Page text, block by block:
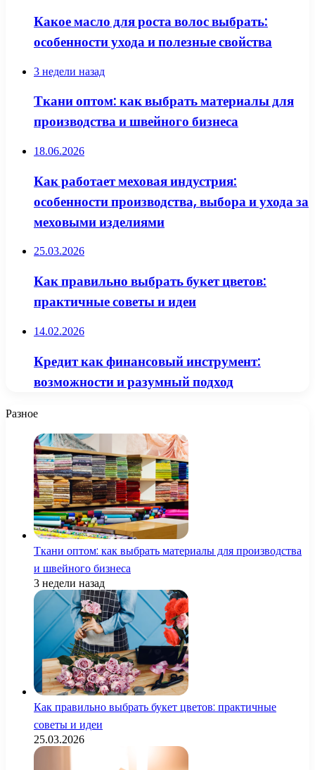
Какое масло для роста волос выбрать:
особенности ухода и полезные свойства
3 недели назад
Ткани оптом: как выбрать материалы для
производства и швейного бизнеса
18.06.2026
Как работает меховая индустрия:
особенности производства, выбора и ухода за
меховыми изделиями
25.03.2026
Как правильно выбрать букет цветов:
практичные советы и идеи
14.02.2026
Кредит как финансовый инструмент:
возможности и разумный подход
Разное
Ткани оптом: как выбрать материалы для производства
и швейного бизнеса
3 недели назад
Как правильно выбрать букет цветов: практичные
советы и идеи
25.03.2026